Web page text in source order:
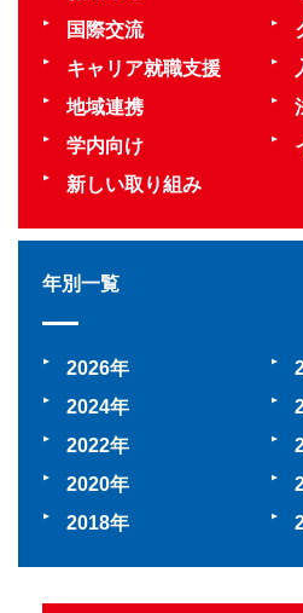
国際交流
キャリア就職支援
地域連携
学内向け
新しい取り組み
年別一覧
2026
2024
2022
2020
2018